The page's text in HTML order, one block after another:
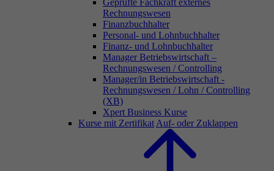
Geprüfte Fachkraft externes
Rechnungswesen
Finanzbuchhalter
Personal- und Lohnbuchhalter
Finanz- und Lohnbuchhalter
Manager Betriebswirtschaft –
Rechnungswesen / Controlling
Manager/in Betriebswirtschaft -
Rechnungswesen / Lohn / Controlling
(XB)
Xpert Business Kurse
Kurse mit Zertifikat Auf- oder Zuklappen